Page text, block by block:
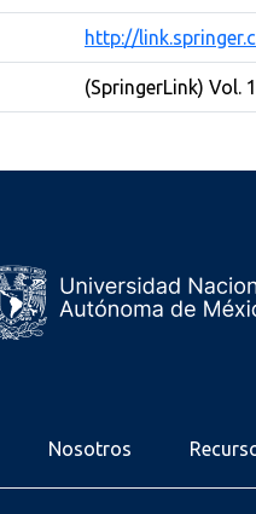
http://
(SpringerLink) Vol.
Nosotros